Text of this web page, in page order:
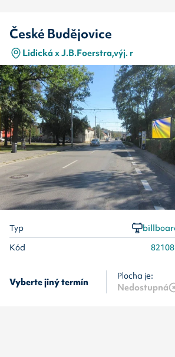
České Budějovice
Lidická x J.B.Foerstra,výj. r
Typ
Kód
Vyberte jiný termín Plocha je:
Nedostupná